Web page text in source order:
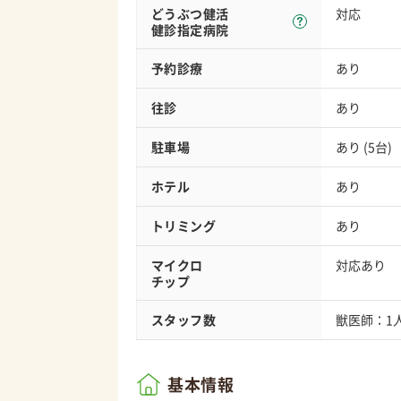
どうぶつ健活
健診指定病院
対応
予約診療 あり
往診 あり
駐車場 あり (5台)
ホテル あり
トリミング あり
マイクロ
チップ
対応あり
スタッフ数 獣医師：1
基本情報